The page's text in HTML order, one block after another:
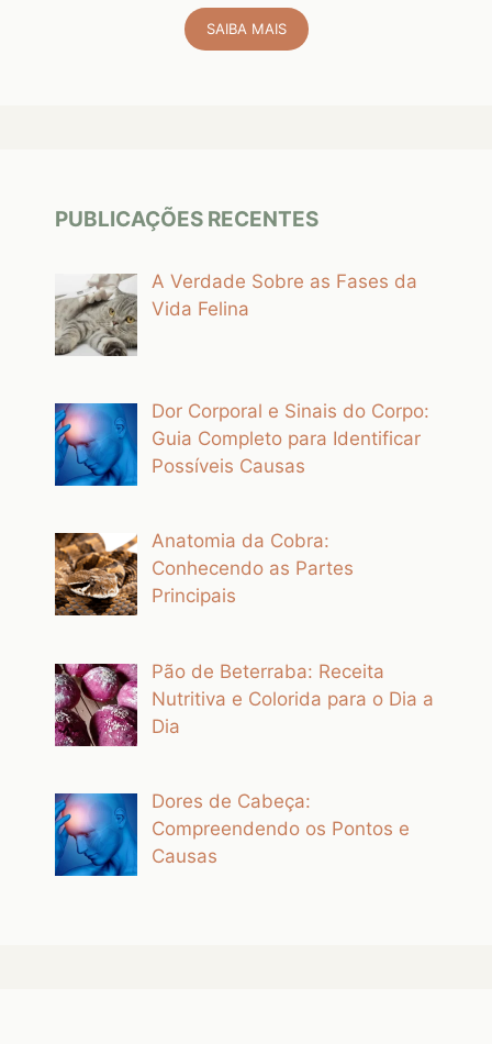
SAIBA MAIS
PUBLICAÇÕES RECENTES
A Verdade Sobre as Fases da
Vida Felina
Dor Corporal e Sinais do Corpo:
Guia Completo para Identificar
Possíveis Causas
Anatomia da Cobra:
Conhecendo as Partes
Principais
Pão de Beterraba: Receita
Nutritiva e Colorida para o Dia a
Dia
Dores de Cabeça:
Compreendendo os Pontos e
Causas